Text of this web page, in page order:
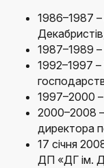
1986–1987 –
1987–1989
1992–1997
1997–2000
2000–2008
директора
17 січня
ДП «ДГ ім.